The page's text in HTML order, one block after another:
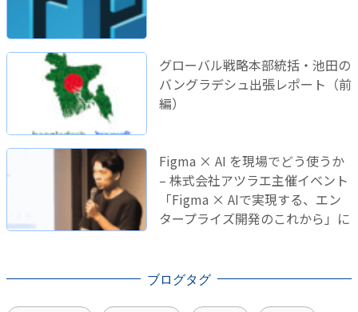
グローバル戦略本部統括・池田の
バングラデシュ出張レポート（前
編）
Figma × AI を現場でどう使うか
– 株式会社アツラエ主催イベント
「Figma × AIで実現する、エン
タープライズ開発のこれから」に
ブログタグ